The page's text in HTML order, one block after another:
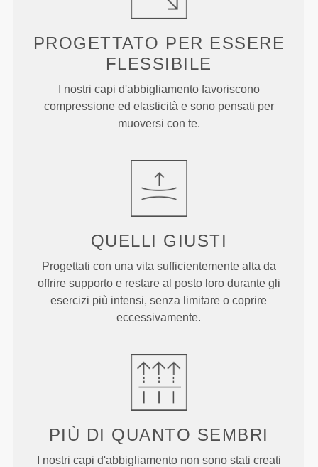
PROGETTATO PER ESSERE
FLESSIBILE
I nostri capi d'abbigliamento favoriscono
compressione ed elasticità e sono pensati per
muoversi con te.
QUELLI GIUSTI
Progettati con una vita sufficientemente alta da
offrire supporto e restare al posto loro durante gli
esercizi più intensi, senza limitare o coprire
eccessivamente.
PIÙ DI QUANTO SEMBRI
I nostri capi d'abbigliamento non sono stati creati